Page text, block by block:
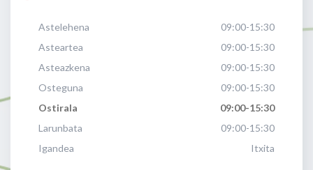
Astelehena
09:00-15:30
Asteartea
09:00-15:30
Asteazkena
09:00-15:30
Osteguna
09:00-15:30
Ostirala
09:00-15:30
Larunbata
09:00-15:30
Igandea
Itxita